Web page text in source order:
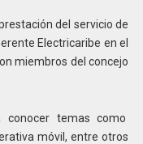
del servicio de
Electricaribe en el
miembros del concejo
temas como
móvil, entre otros